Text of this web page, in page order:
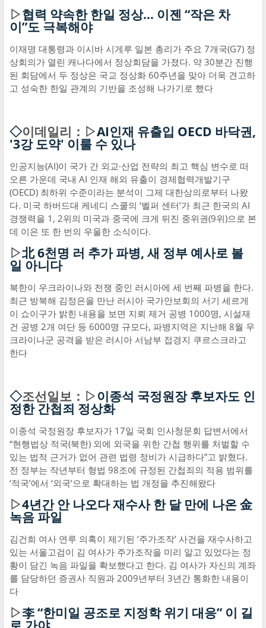
▷협력 약속한 한일 정상… 이젠 “작은 차
이”도 극복해야
이재명 대통령과 이시바 시게루 일본 총리가 주요 7개국(G7) 정
상회의가 열린 캐나다에서 정상회담을 가졌다. 약 30분간 진행
된 회담에서 두 정상은 국교 정상화 60주년을 맞아 더욱 견고하
고 성숙한 한일 관계의 기반을 조성해 나가기로 했다
◇이데일리：▷AI인재 유출입 OECD 바닥권,
'3강 도약' 이룰 수 있나
인공지능(AI)이 국가 간 외교·산업 전략의 최고 핵심 변수로 떠
오른 가운데 국내 AI 인재 해외 유출이 경제협력개발기구
(OECD) 최하위 수준이라는 분석이 그제 대한상의로부터 나왔
다. 미국 하버드대 케네디 스쿨의 ‘벨퍼 센터’가 최근 한국의 AI
경쟁력을 1, 2위의 미국과 중국에 크게 뒤진 중위권(9위)으로 본
데 이은 또 한 번의 우울한 소식이다.
▷北 6천명 러 추가 파병, 새 정부 예사로 볼
일 아니다
북한이 우크라이나와 전쟁 중인 러시아에 세 번째 파병을 한다.
최근 방북해 김정은을 만난 러시아 국가안보회의 서기 세르게
이 쇼이구가 밝힌 내용을 보면 지뢰 제거 공병 1000명, 시설재
건 공병 2개 여단 등 6000명 규모다, 파병지역은 지난해 8월 우
크라이나군 공격을 받은 러시아 서남부 접경지 쿠르스크라고
한다
◇조선일보：▷이종석 국정원장 후보자도 인
정한 간첩죄 정상화
이종석 국정원장 후보자가 17일 국회 인사청문회 답변서에서
“현행법상 적국(북한) 외에 외국을 위한 간첩 행위를 처벌할 수
있는 법적 근거가 없어 관련 법령 정비가 시급하다”고 밝혔다.
전 정부는 작년부터 형법 98조에 규정된 간첩죄의 적용 범위를
‘적국’에서 ‘외국’으로 확대하는 법 개정을 추진해왔다
▷4년간 안 나오다 재수사 한 달 만에 나온 金
녹음 파일
김건희 여사 연루 의혹이 제기된 ‘주가조작’ 사건을 재수사하고
있는 서울고검이 김 여사가 주가조작을 미리 알고 있었다는 정
황이 담긴 녹음 파일을 확보했다고 한다. 김 여사가 자신의 계좌
를 담당하던 증권사 직원과 2009년부터 3년간 통화한 내용이
다
▷李 “한미일 공조로 지정학 위기 대응” 이 길